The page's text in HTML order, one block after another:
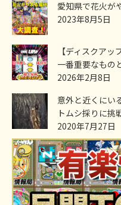
愛知県で花火が
2023年8月5日
【ディスクアッ
一番重要なもの
2026年2月8日
意外と近くにい
トムシ採りに挑
2020年7月27日